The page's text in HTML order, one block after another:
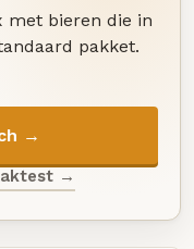
met bieren die in
pakket.
→
→